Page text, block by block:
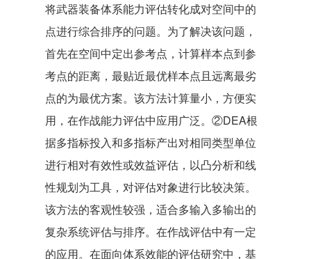
将武器装备体系能力评估转化成对空间中的
点进行综合排序的问题。为了解决该问题，
首先在空间中定出参考点，计算样本点到参
考点的距离，最贴近最优样本点且远离最劣
点的为最优方案。该方法计算量小，方便实
用，在作战能力评估中应用广泛。②DEA根
据多指标投入和多指标产出对相同类型单位
进行相对有效性或效益评估，以凸分析和线
性规划为工具，对评估对象进行比较决策。
该方法的客观性较强，适合多输入多输出的
复杂系统评估与排序。在作战评估中有一定
的应用。在面向体系效能的评估研究中，基